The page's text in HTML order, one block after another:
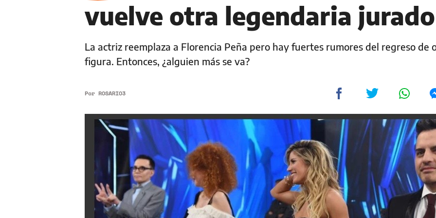
vuelve otra legendaria jurado
La actriz reemplaza a Florencia Peña pero hay fuertes rumores del regreso de
figura. Entonces, ¿alguien más se va?
Por ROSARIO3